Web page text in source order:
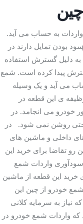
به حساب می آید.
بودن تمایل دارند در
به دلیل گسترش استفاده
پیدا کرده است. شمع
می آید و یک وسیله
ی این قطعه در
می انجامد. در
روشن نمی شود. در
داخلی و ماشین های
رو تقاضا برای خرید این
سودآوری واردات شمع
خرید این قطعه از ماشین
شمع خودرو از چین این
نیاز به سرمایه کلانی
که واردات شمع خودرو در